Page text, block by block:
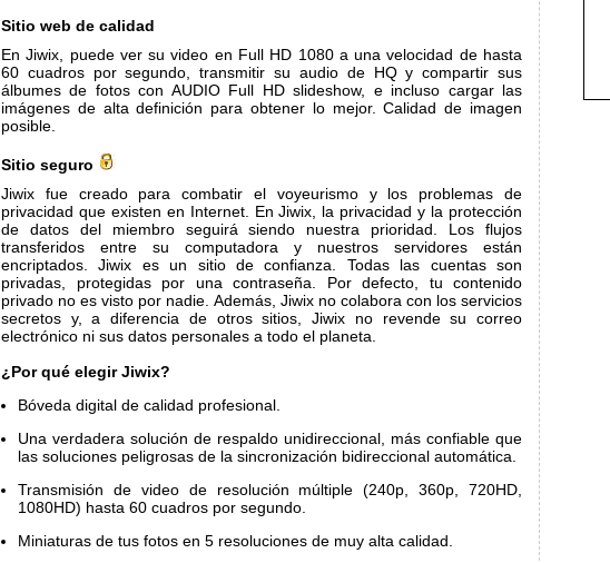
Sitio web de calidad
En Jiwix, puede ver su video en Full HD 1080 a una velocidad de hasta
60 cuadros por segundo, transmitir su audio de HQ y compartir sus
álbumes de fotos con AUDIO Full HD slideshow, e incluso cargar las
imágenes de alta definición para obtener lo mejor. Calidad de imagen
posible.
Sitio seguro
Jiwix fue creado para combatir el voyeurismo y los problemas de
privacidad que existen en Internet. En Jiwix, la privacidad y la protección
de datos del miembro seguirá siendo nuestra prioridad. Los flujos
transferidos entre su computadora y nuestros servidores están
encriptados. Jiwix es un sitio de confianza. Todas las cuentas son
privadas, protegidas por una contraseña. Por defecto, tu contenido
privado no es visto por nadie. Además, Jiwix no colabora con los servicios
secretos y, a diferencia de otros sitios, Jiwix no revende su correo
electrónico ni sus datos personales a todo el planeta.
¿Por qué elegir Jiwix?
Bóveda digital de calidad profesional.
Una verdadera solución de respaldo unidireccional, más confiable que
las soluciones peligrosas de la sincronización bidireccional automática.
Transmisión de video de resolución múltiple (240p, 360p, 720HD,
1080HD) hasta 60 cuadros por segundo.
Miniaturas de tus fotos en 5 resoluciones de muy alta calidad.